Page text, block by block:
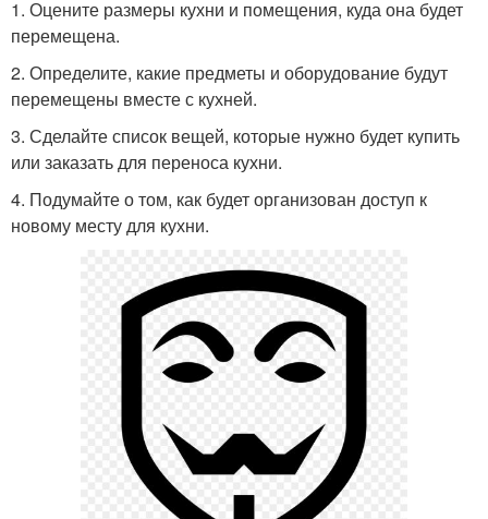
1. Оцените размеры кухни и помещения, куда она будет
перемещена.
2. Определите, какие предметы и оборудование будут
перемещены вместе с кухней.
3. Сделайте список вещей, которые нужно будет купить
или заказать для переноса кухни.
4. Подумайте о том, как будет организован доступ к
новому месту для кухни.